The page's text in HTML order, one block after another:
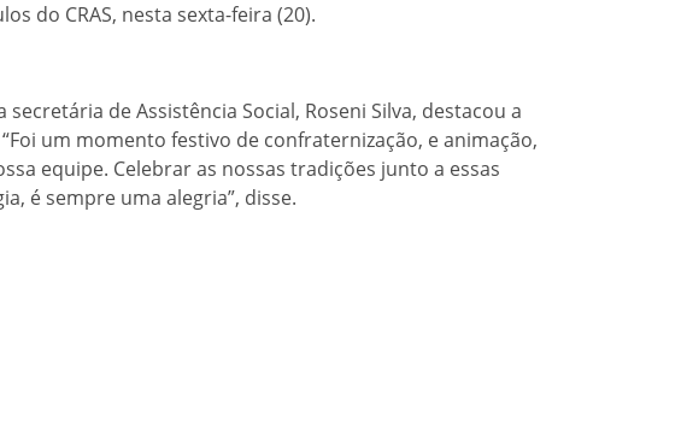
do CRAS, nesta sexta-feira (20).
de Assistência Social, Roseni Silva, destacou a
um momento festivo de confraternização, e animação,
equipe. Celebrar as nossas tradições junto a essas
é sempre uma alegria”, disse.